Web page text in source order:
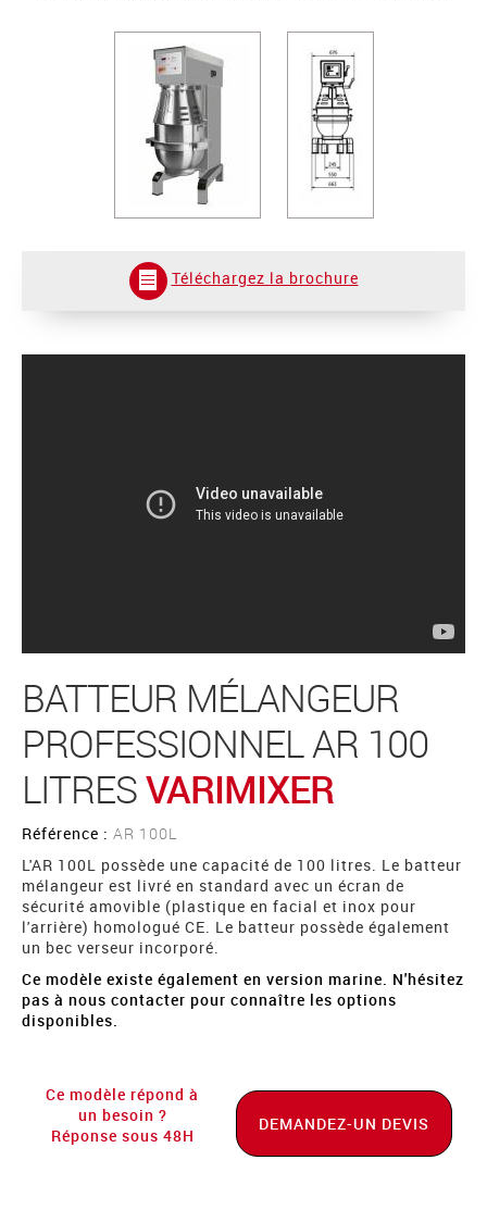
Téléchargez la brochure
BATTEUR MÉLANGEUR
PROFESSIONNEL AR 100
LITRESVARIMIXER
Référence : AR 100L
L'AR 100L possède une capacité de 100 litres. Le batteur
mélangeur est livré en standard avec un écran de
sécurité amovible (plastique en facial et inox pour
l'arrière) homologué CE. Le batteur possède également
un bec verseur incorporé.
Ce modèle existe également en version marine. N'hésitez
pas à nous contacter pour connaître les options
disponibles.
Ce modèle répond à
un besoin ?
Réponse sous 48H
DEMANDEZ-UN DEVIS